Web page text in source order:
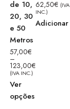
de 10,
20, 30
e 50
Metros
57,00€
–
123,00€
(IVA INC.)
Ver
opções
62,50€ (IVA
INC.)
Adicionar